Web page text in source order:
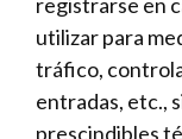
utilizar para
tráfico,
entradas, etc.,
prescindibles